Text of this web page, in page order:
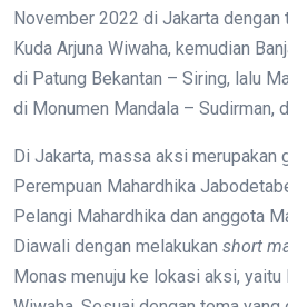
November 2022 di Jakarta
Kuda Arjuna Wiwaha, kemudian
di Patung Bekantan – Siring, lalu
di Monumen Mandala – Sudirman,
Di Jakarta, massa aksi merupakan
Perempuan Mahardhika
Pelangi Mahardhika dan anggota
Diawali dengan melakukan short
Monas menuju ke lokasi aksi, yaitu